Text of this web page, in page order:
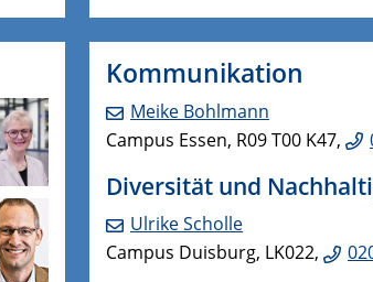
Kommunikation
Meike Bohlmann
Campus Essen, R09 T00 K47,
Diversität und
Ulrike Scholle
Campus Duisburg, LK022,